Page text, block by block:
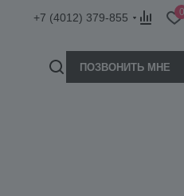
+7 (4012) 379-855 0
ПОЗВОНИТЬ МНЕ